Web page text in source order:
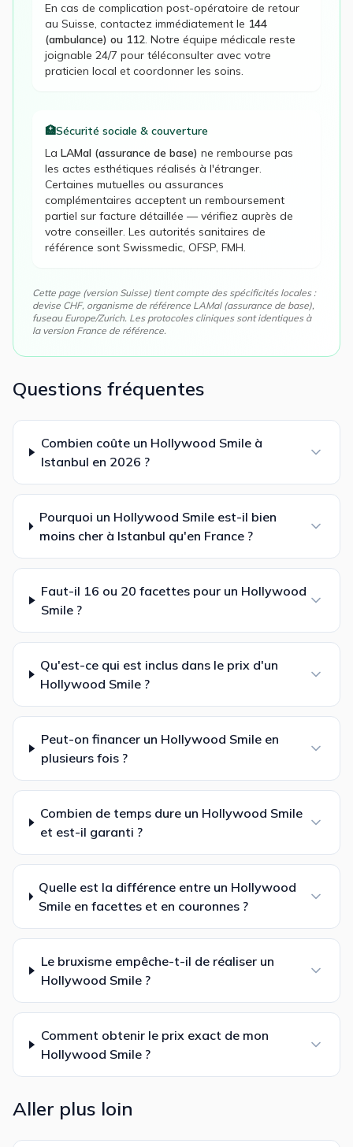
En cas de complication post-opératoire de retour
au Suisse, contactez immédiatement le 144
(ambulance) ou 112. Notre équipe médicale reste
joignable 24/7 pour téléconsulter avec votre
praticien local et coordonner les soins.
🏥Sécurité sociale & couverture
La LAMal (assurance de base) ne rembourse pas
les actes esthétiques réalisés à l'étranger.
Certaines mutuelles ou assurances
complémentaires acceptent un remboursement
partiel sur facture détaillée — vérifiez auprès de
votre conseiller. Les autorités sanitaires de
référence sont Swissmedic, OFSP, FMH.
Cette page (version Suisse) tient compte des spécificités locales :
devise CHF, organisme de référence LAMal (assurance de base),
fuseau Europe/Zurich. Les protocoles cliniques sont identiques à
la version France de référence.
Questions fréquentes
Combien coûte un Hollywood Smile à
Istanbul en 2026 ?
Pourquoi un Hollywood Smile est-il bien
moins cher à Istanbul qu'en France ?
Faut-il 16 ou 20 facettes pour un Hollywood
Smile ?
Qu'est-ce qui est inclus dans le prix d'un
Hollywood Smile ?
Peut-on financer un Hollywood Smile en
plusieurs fois ?
Combien de temps dure un Hollywood Smile
et est-il garanti ?
Quelle est la différence entre un Hollywood
Smile en facettes et en couronnes ?
Le bruxisme empêche-t-il de réaliser un
Hollywood Smile ?
Comment obtenir le prix exact de mon
Hollywood Smile ?
Aller plus loin